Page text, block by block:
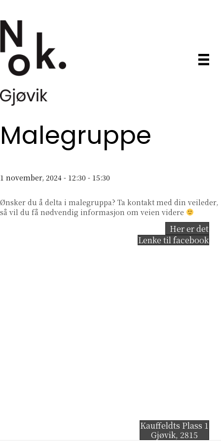
Malegruppe
1 november, 2024 - 12:30 - 15:30
Ønsker du å delta i malegruppa? Ta kontakt med din veileder,
så vil du få nødvendig informasjon om veien videre
Her er det
Lenke til facebook
Kauffeldts Plass 1
Gjøvik, 2815